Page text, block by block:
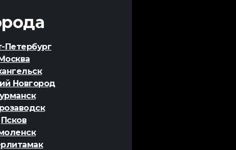
Петербург
Новгород
Псков